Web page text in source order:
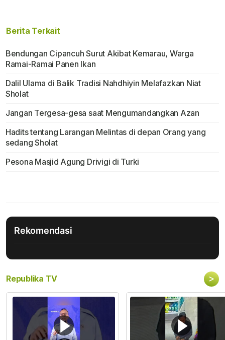
Berita Terkait
Bendungan Cipancuh Surut Akibat Kemarau, Warga
Ramai-Ramai Panen Ikan
Dalil Ulama di Balik Tradisi Nahdhiyin Melafazkan Niat
Sholat
Jangan Tergesa-gesa saat Mengumandangkan Azan
Hadits tentang Larangan Melintas di depan Orang yang
sedang Sholat
Pesona Masjid Agung Drivigi di Turki
Rekomendasi
Republika TV >